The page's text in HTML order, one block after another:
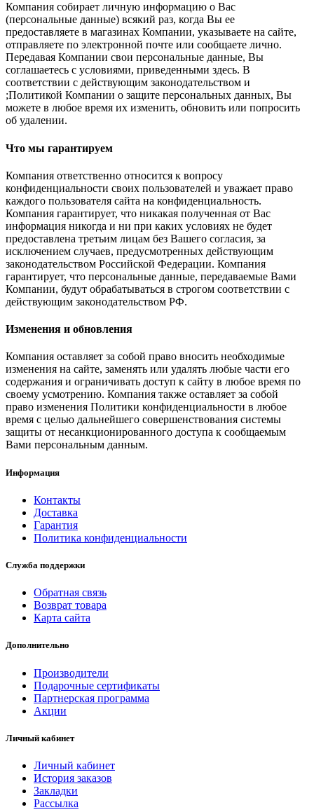
Компания собирает личную информацию о Вас
(персональные данные) всякий раз, когда Вы ее
предоставляете в магазинах Компании, указываете на сайте,
отправляете по электронной почте или сообщаете лично.
Передавая Компании свои персональные данные, Вы
соглашаетесь с условиями, приведенными здесь. В
соответствии с действующим законодательством и
;Политикой Компании о защите персональных данных, Вы
можете в любое время их изменить, обновить или попросить
об удалении.
Что мы гарантируем
Компания ответственно относится к вопросу
конфиденциальности своих пользователей и уважает право
каждого пользователя сайта на конфиденциальность.
Компания гарантирует, что никакая полученная от Вас
информация никогда и ни при каких условиях не будет
предоставлена третьим лицам без Вашего согласия, за
исключением случаев, предусмотренных действующим
законодательством Российской Федерации. Компания
гарантирует, что персональные данные, передаваемые Вами
Компании, будут обрабатываться в строгом соответствии с
действующим законодательством РФ.
Изменения и обновления
Компания оставляет за собой право вносить необходимые
изменения на сайте, заменять или удалять любые части его
содержания и ограничивать доступ к сайту в любое время по
своему усмотрению. Компания также оставляет за собой
право изменения Политики конфиденциальности в любое
время с целью дальнейшего совершенствования системы
защиты от несанкционированного доступа к сообщаемым
Вами персональным данным.
Информация
Контакты
Доставка
Гарантия
Политика конфиденциальности
Служба поддержки
Обратная связь
Возврат товара
Карта сайта
Дополнительно
Производители
Подарочные сертификаты
Партнерская программа
Акции
Личный кабинет
Личный кабинет
История заказов
Закладки
Рассылка